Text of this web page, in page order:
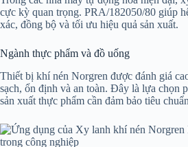
cực kỳ quan trọng. PRA/182050/80 giúp
xác, đồng bộ và tối ưu hiệu quả sản xuất.
Ngành thực phẩm và đồ uống
Thiết bị khí nén Norgren được đánh giá
sạch, ổn định và an toàn. Đây là lựa chọn
sản xuất thực phẩm cần đảm bảo tiêu